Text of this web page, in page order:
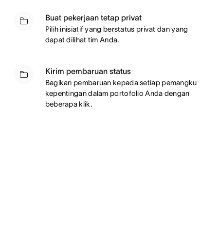
Buat pekerjaan tetap privat
Pilih inisiatif yang berstatus privat dan yang
dapat dilihat tim Anda.
Kirim pembaruan status
Bagikan pembaruan kepada setiap pemangku
kepentingan dalam portofolio Anda dengan
beberapa klik.